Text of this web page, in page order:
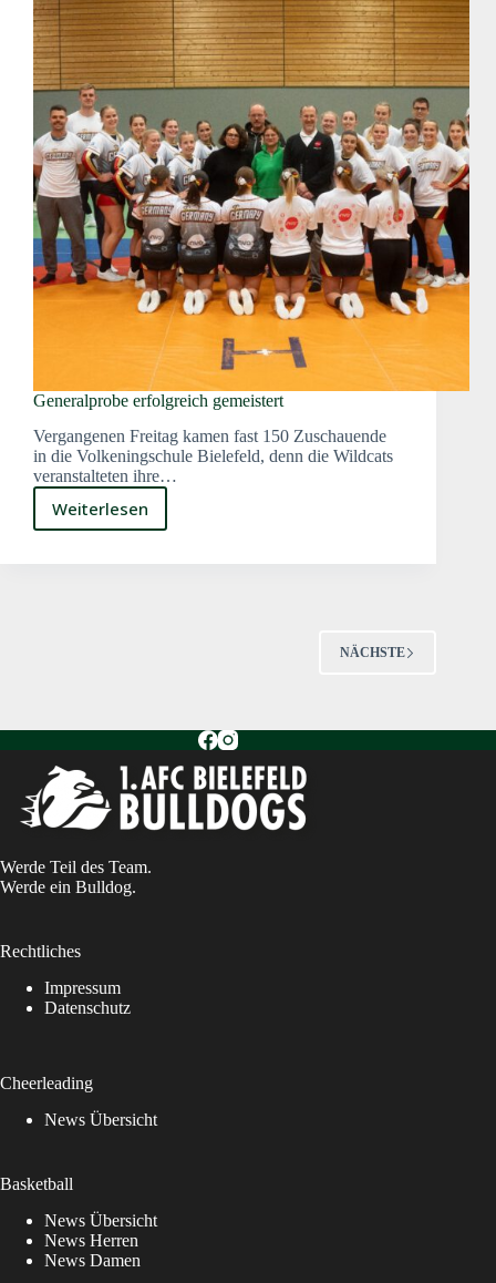
Generalprobe erfolgreich gemeistert
Vergangenen Freitag kamen fast 150 Zuschauende
in die Volkeningschule Bielefeld, denn die Wildcats
veranstalteten ihre…
WeiterlesenGeneralprobe
gemeistert
NÄCHSTE
Werde Teil des Team.
Werde ein Bulldog.
Rechtliches
Impressum
Datenschutz
Cheerleading
News Übersicht
Basketball
News Übersicht
News Herren
News Damen